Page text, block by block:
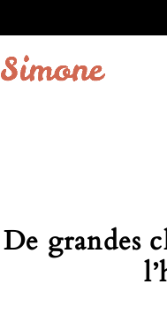
De grandes